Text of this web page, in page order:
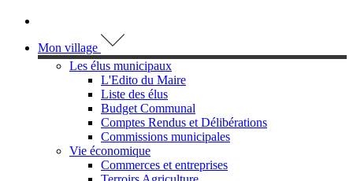
Mon village
Les élus municipaux
L'Edito du Maire
Liste des élus
Budget Communal
Comptes Rendus et Délibérations
Commissions municipales
Vie économique
Commerces et entreprises